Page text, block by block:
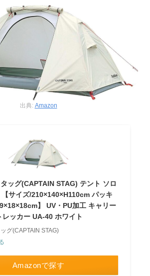
出典: Amazon
ッグ(CAPTAIN STAG) テント ソロ
サイズ/210×140×H110cm パッキ
】 UV・PU加工 キャリー
レッカー UA-40 ホワイト
グ(CAPTAIN STAG)
Amazonで探す